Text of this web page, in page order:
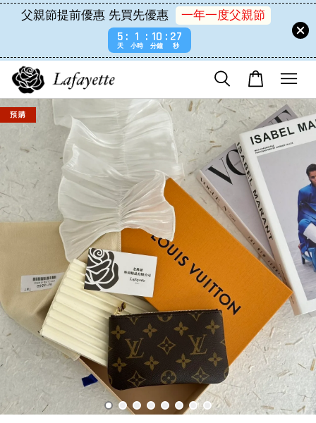
父親節提前優惠 先買先優惠
一年一度父親節
5
天
1
小時
10
分鐘
27
秒
預 購